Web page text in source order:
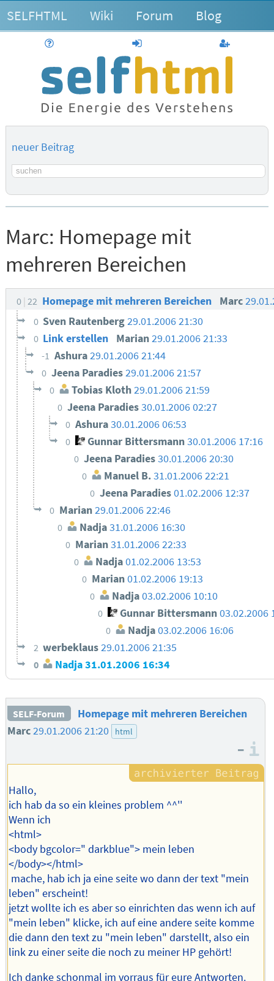
SELFHTML Wiki Forum Blog
anmelden
neuer Beitrag
Suchbegriff
Marc: Homepage mit
mehreren Bereichen
0 22 Homepage mit mehreren Bereichen Marc
0 Sven Rautenberg29.01.2006 21:30
0 Link erstellen Marian29.01.2006 21:33
-1 Ashura29.01.2006 21:44
0 Jeena Paradies29.01.2006 21:57
0 Tobias Kloth29.01.2006 21:59
0 Jeena Paradies30.01.2006 02:27
0 Ashura30.01.2006 06:53
0 Gunnar Bittersmann30.01.2006 17:16
0 Jeena Paradies30.01.2006 20:30
0 Manuel B. 31.01.2006 22:21
0 Jeena Paradies01.02.2006 12:37
0 Marian29.01.2006 22:46
0 Nadja31.01.2006 16:30
0 Marian31.01.2006 22:33
0 Nadja01.02.2006 13:53
0 Marian01.02.2006 19:13
0 Nadja03.02.2006 10:10
0 Gunnar Bittersmann03.02.2006
0 Nadja03.02.2006 16:06
2 werbeklaus29.01.2006 21:35
0 Nadja31.01.2006 16:34
SELF-Forum
Homepage mit mehreren Bereichen
Marc29.01.2006 21:20 html
–
Hallo,
ich hab da so ein kleines problem ^^''
Wenn ich
<html>
<body bgcolor=" darkblue"> mein leben
</body></html>
mache, hab ich ja eine seite wo dann der text "mein
leben" erscheint!
jetzt wollte ich es aber so einrichten das wenn ich auf
"mein leben" klicke, ich auf eine andere seite komme
die dann den text zu "mein leben" darstellt, also ein
link zu einer seite die noch zu meiner HP gehört!
Ich danke schonmal im vorraus für eure Antworten.